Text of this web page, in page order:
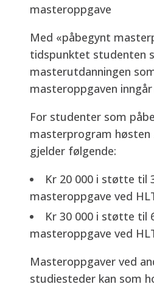
masteroppgave
Med «påbegynt
tidspunktet studenten
masterutdanningen
masteroppgaven inngår
For studenter som
masterprogram høsten
gjelder følgende:
Kr 20 000 i støtte til
masteroppgave ved
Kr 30 000 i støtte til
masteroppgave ved
Masteroppgaver ved
studiesteder kan som